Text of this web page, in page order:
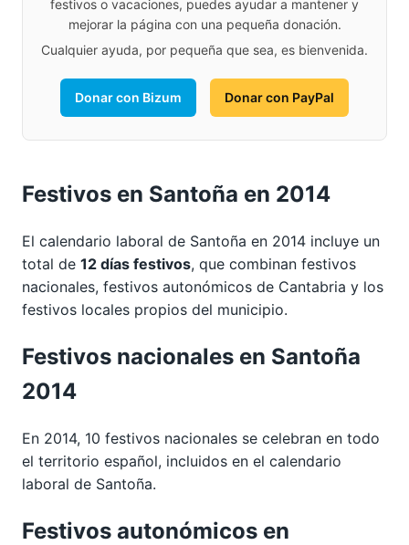
festivos o vacaciones, puedes ayudar a mantener y
mejorar la página con una pequeña donación.
Cualquier ayuda, por pequeña que sea, es bienvenida.
Donar con Bizum Donar con PayPal
Festivos en Santoña en 2014
El calendario laboral de Santoña en 2014 incluye un
total de 12 días festivos, que combinan festivos
nacionales, festivos autonómicos de Cantabria y los
festivos locales propios del municipio.
Festivos nacionales en Santoña
2014
En 2014, 10 festivos nacionales se celebran en todo
el territorio español, incluidos en el calendario
laboral de Santoña.
Festivos autonómicos en